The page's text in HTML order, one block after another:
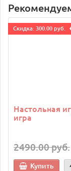
Cкидка: 300.00 руб.
Настольная
игра
2490.00 руб.
Купить